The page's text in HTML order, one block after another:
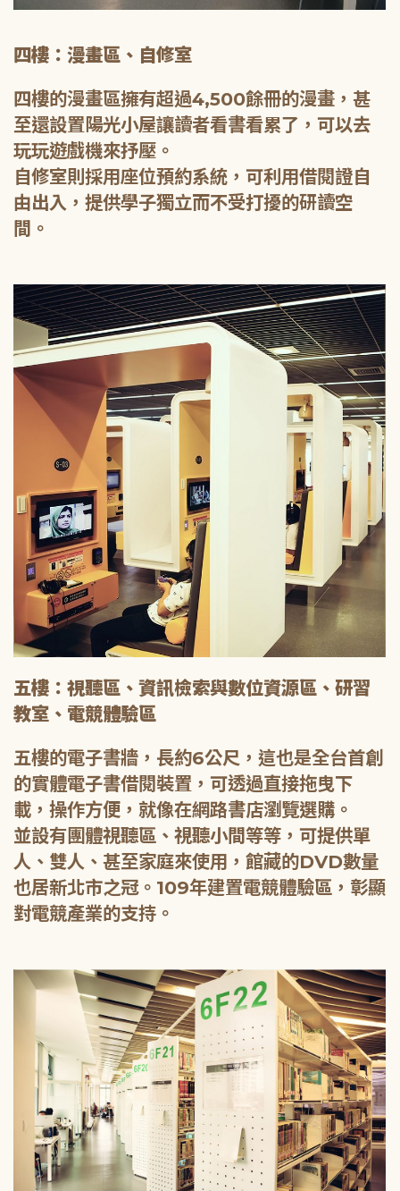
四樓：漫畫區、自修室
四樓的漫畫區擁有超過4,500餘冊的漫畫，甚
至還設置陽光小屋讓讀者看書看累了，可以去
玩玩遊戲機來抒壓。
自修室則採用座位預約系統，可利用借閱證自
由出入，提供學子獨立而不受打擾的研讀空
間。
五樓：視聽區、資訊檢索與數位資源區、研習
教室、電競體驗區
五樓的電子書牆，長約6公尺，這也是全台首創
的實體電子書借閱裝置，可透過直接拖曳下
載，操作方便，就像在網路書店瀏覽選購。
並設有團體視聽區、視聽小間等等，可提供單
人、雙人、甚至家庭來使用，館藏的DVD數量
也居新北市之冠。109年建置電競體驗區，彰顯
對電競產業的支持。